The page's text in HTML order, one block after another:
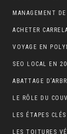
ACHETER
SEO LOCAL EN